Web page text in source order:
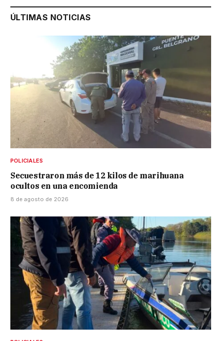
ÚLTIMAS NOTICIAS
POLICIALES
Secuestraron más de 12 kilos de marihuana
ocultos en una encomienda
8 de agosto de 2026